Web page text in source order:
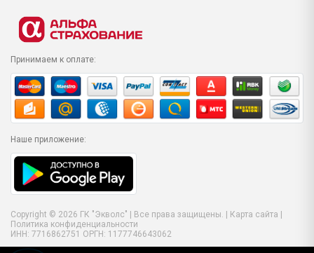
Принимаем к оплате:
Наше приложение:
Copyright © 2026 ГК "Экволс" | Все права защищены. | Карта сайта
Политика конфиденциальности
ИНН: 7716862751 ОРГН: 1177746643062